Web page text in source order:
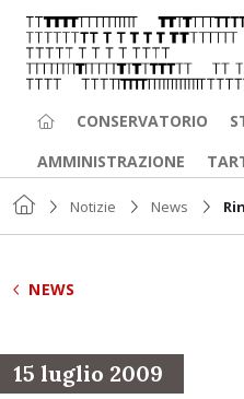
CONSERVATORIO
AMMINISTRAZIONE
Notizie News
NEWS
15 luglio 2009